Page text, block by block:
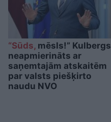
“Sūds, mēsls!” Kulbergs
neapmierināts ar
saņemtajām atskaitēm
par valsts piešķirto
naudu NVO